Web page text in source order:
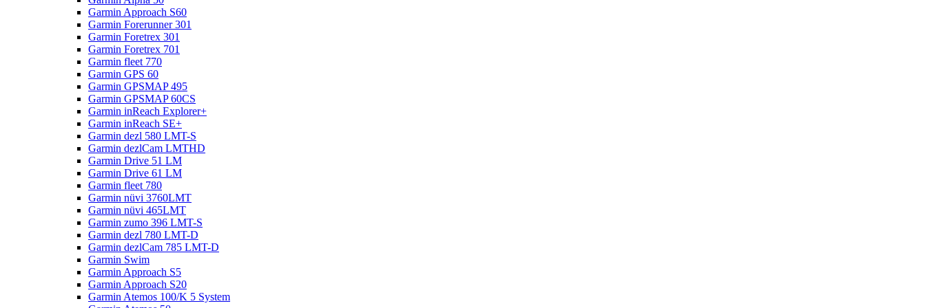
Garmin Approach S60
Garmin Forerunner 301
Garmin Foretrex 301
Garmin Foretrex 701
Garmin fleet 770
Garmin GPS 60
Garmin GPSMAP 495
Garmin GPSMAP 60CS
Garmin inReach Explorer+
Garmin inReach SE+
Garmin dezl 580 LMT-S
Garmin dezlCam LMTHD
Garmin Drive 51 LM
Garmin Drive 61 LM
Garmin fleet 780
Garmin nüvi 3760LMT
Garmin nüvi 465LMT
Garmin zumo 396 LMT-S
Garmin dezl 780 LMT-D
Garmin dezlCam 785 LMT-D
Garmin Swim
Garmin Approach S5
Garmin Approach S20
Garmin Atemos 100/K 5 System